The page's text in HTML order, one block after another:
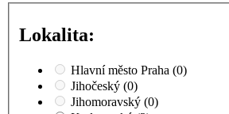
Lokalita:
Hlavní město Praha (0)
Jihočeský (0)
Jihomoravský (0)